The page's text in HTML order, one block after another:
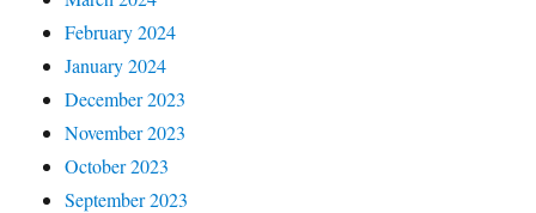
February 2024
January 2024
December 2023
November 2023
October 2023
September 2023